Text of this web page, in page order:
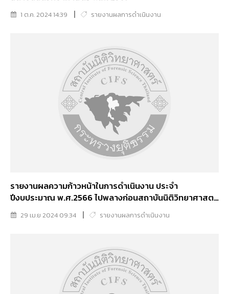
1 ต.ค. 2024 14:39 รายงานผลการดำเนินงาน
รายงานผลความก้าวหน้าในการดำเนินงาน ประจำ
ปีงบประมาณ พ.ศ.2566 ไปพลางก่อนสถาบันนิติวิทยาศาสตร์
(1 ต.ค.66-31 มี.ค.67)
29 เม.ย 2024 09:34 รายงานผลการดำเนินงาน